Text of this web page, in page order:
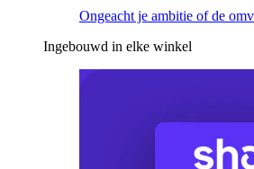
Ongeacht je ambitie of de
Ingebouwd in elke winkel